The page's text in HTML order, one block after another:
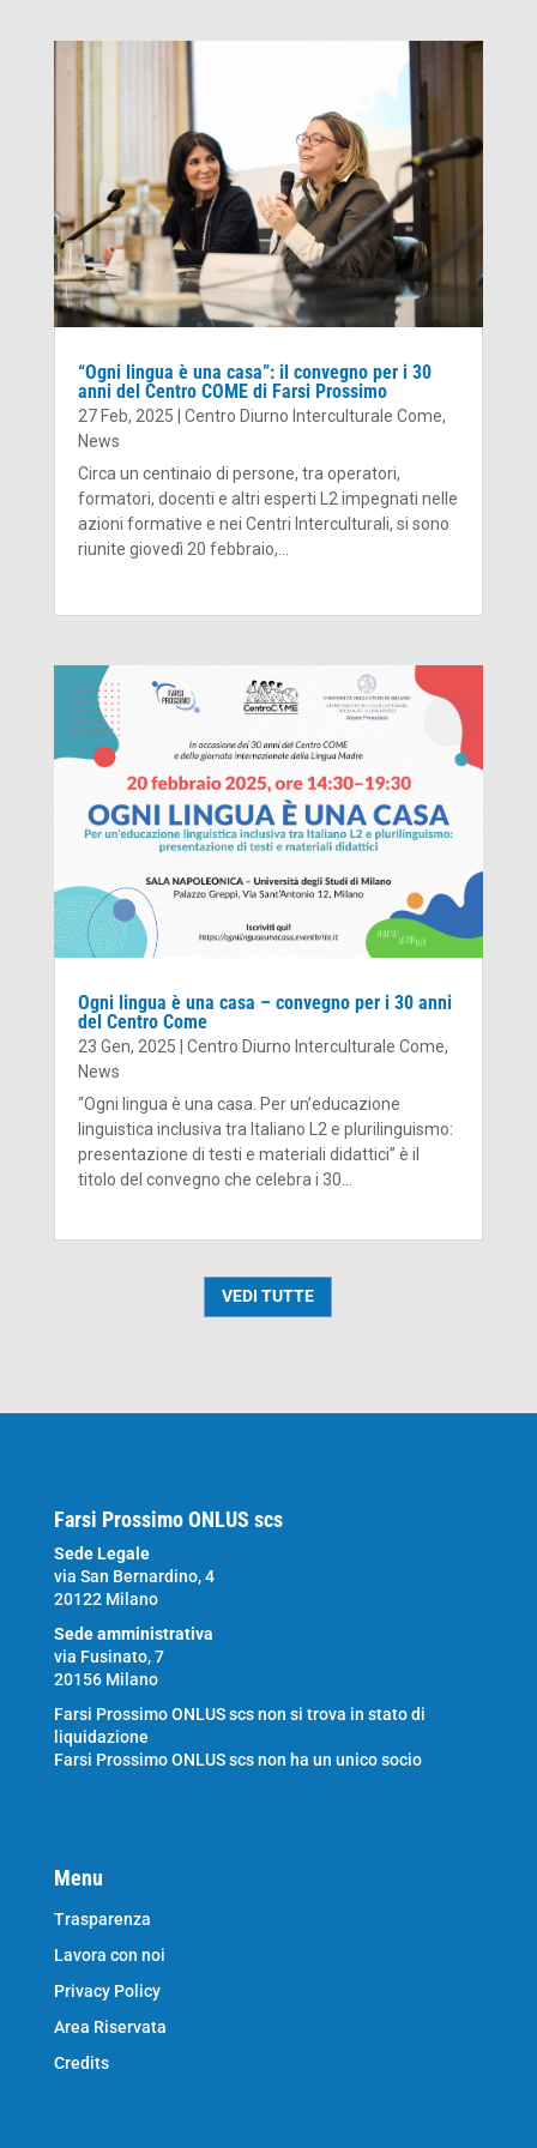
“Ogni lingua è una casa”: il convegno per i 30
anni del Centro COME di Farsi Prossimo
27 Feb, 2025 Centro Diurno Interculturale Come,
News
Circa un centinaio di persone, tra operatori,
formatori, docenti e altri esperti L2 impegnati nelle
azioni formative e nei Centri Interculturali, si sono
riunite giovedì 20 febbraio,...
Ogni lingua è una casa – convegno per i 30 anni
del Centro Come
23 Gen, 2025 Centro Diurno Interculturale Come,
News
“Ogni lingua è una casa. Per un’educazione
linguistica inclusiva tra Italiano L2 e plurilinguismo:
presentazione di testi e materiali didattici” è il
titolo del convegno che celebra i 30...
VEDI TUTTE
Farsi Prossimo ONLUS scs
Sede Legale
via San Bernardino, 4
20122 Milano
Sede amministrativa
via Fusinato, 7
20156 Milano
Farsi Prossimo ONLUS scs non si trova in stato di
liquidazione
Farsi Prossimo ONLUS scs non ha un unico socio
Menu
Trasparenza
Lavora con noi
Privacy Policy
Area Riservata
Credits